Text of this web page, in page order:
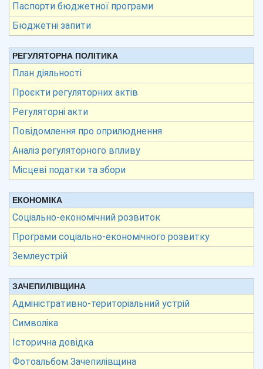
Паспорти бюджетної програми
Бюджетні запити
РЕГУЛЯТОРНА ПОЛІТИКА
План діяльності
Проєкти регуляторних актів
Регуляторні акти
Повідомлення про оприлюднення
Аналіз регуляторного впливу
Місцеві податки та збори
ЕКОНОМІКА
Соціально-економічний розвиток
Програми соціально-економічного розвитку
Землеустрій
ЗАЧЕПИЛІВЩИНА
Адміністративно-територіальний устрій
Символіка
Історична довідка
Фотоальбом Зачепилівщина